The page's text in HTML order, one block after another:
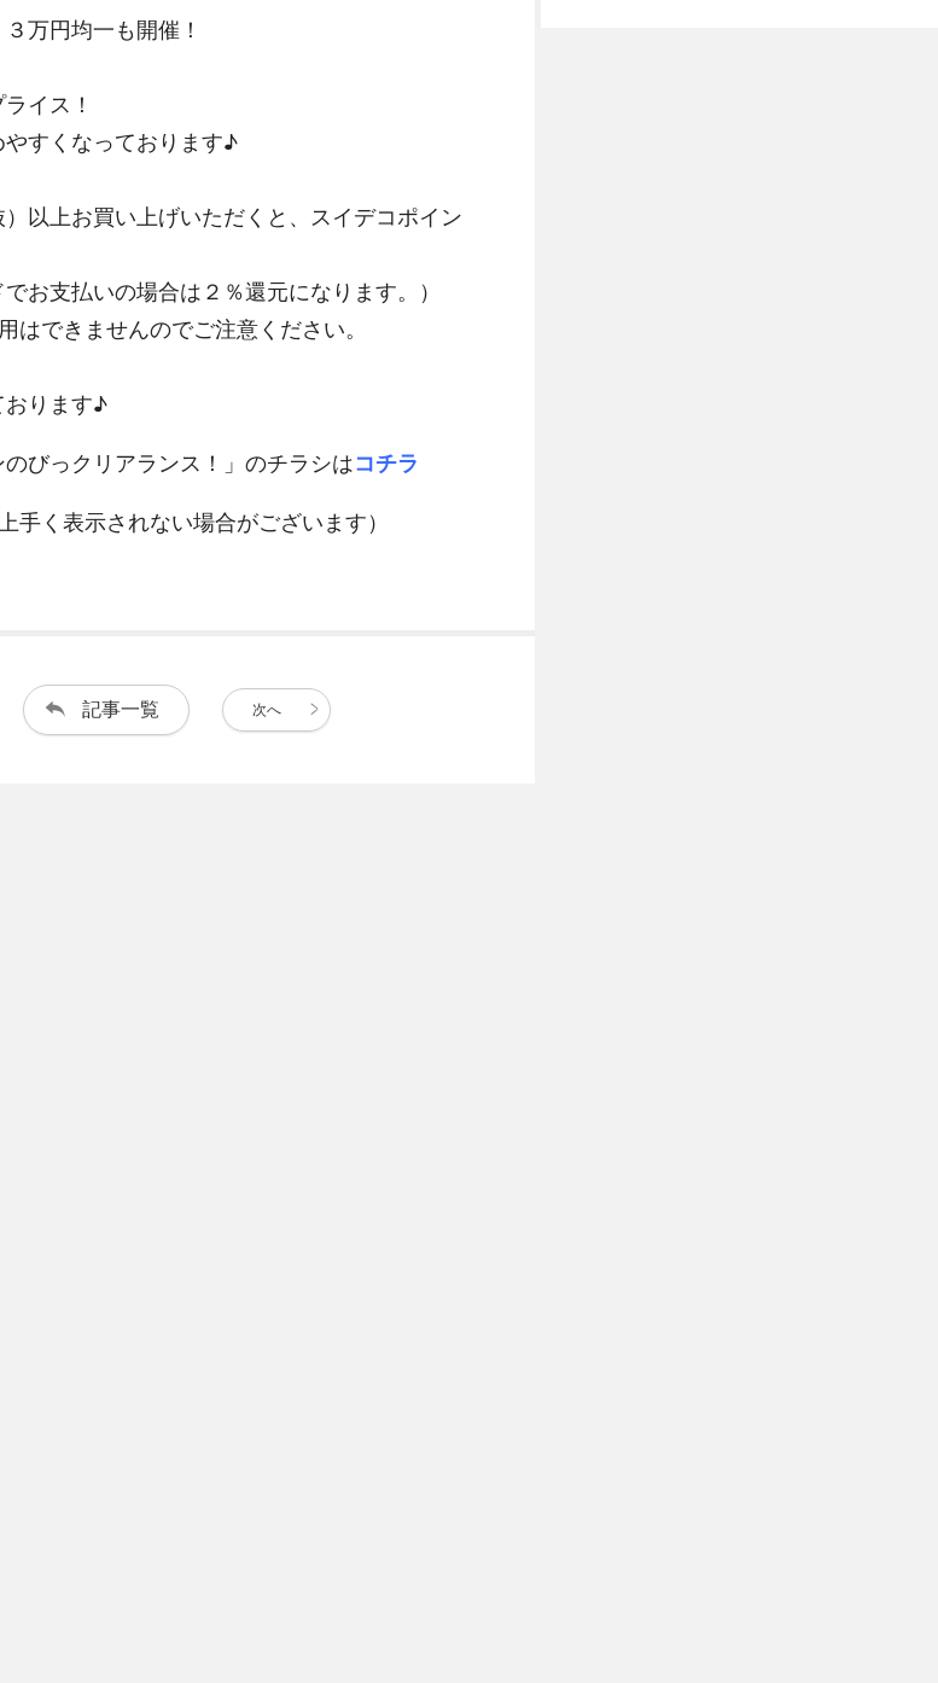
万円均一も開催！
イス！
すくなっております♪
以上お買い上げいただくと、スイデコポイン
お支払いの場合は２％還元になります。）
はできませんのでご注意ください。
おります♪
のびっクリアランス！」のチラシはコチラ
手く表示されない場合がございます）
記事一覧 次へ